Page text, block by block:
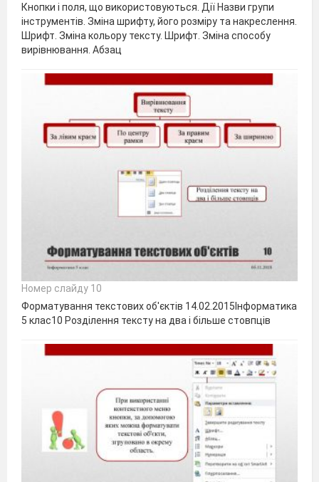
Кнопки і поля, що використовуються. Дії Назви групи
інструментів. Зміна шрифту, його розміру та накреслення.
Шрифт. Зміна кольору тексту. Шрифт. Зміна способу
вирівнювання. Абзац
Номер слайду 10
Форматування текстових об'єктів 14.02.2015Інформатика
5 клас10 Розділення тексту на два і більше стовпців